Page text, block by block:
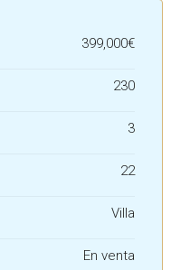
399,000€
230
3
22
Villa
En venta